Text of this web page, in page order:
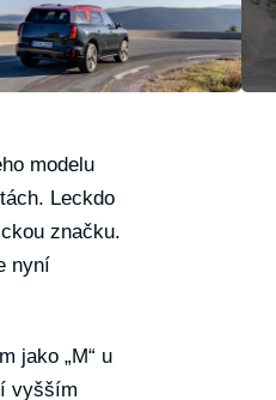
modelu
Leckdo
značku.
nyní
jako „M“ u
vyšším